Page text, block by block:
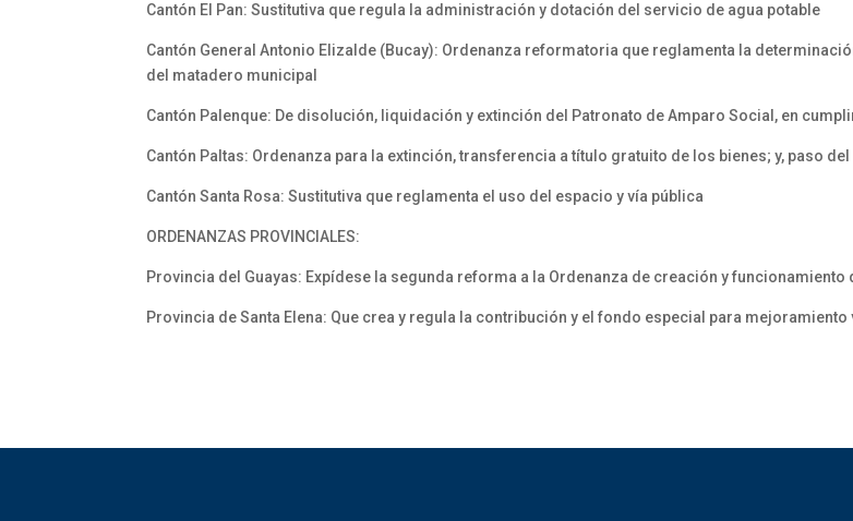
Cantón El Pan: Sustitutiva que regula la administración y dotación del servicio de agua potable
Cantón General Antonio Elizalde (Bucay): Ordenanza reformatoria que reglamenta la
del matadero municipal
Cantón Palenque: De disolución, liquidación y extinción del Patronato de Amparo Social, en
Cantón Paltas: Ordenanza para la extinción, transferencia a título gratuito de los bienes; y, paso
Cantón Santa Rosa: Sustitutiva que reglamenta el uso del espacio y vía pública
ORDENANZAS PROVINCIALES:
Provincia del Guayas: Expídese la segunda reforma a la Ordenanza de creación y funcionamiento
Provincia de Santa Elena: Que crea y regula la contribución y el fondo especial para mejoramiento